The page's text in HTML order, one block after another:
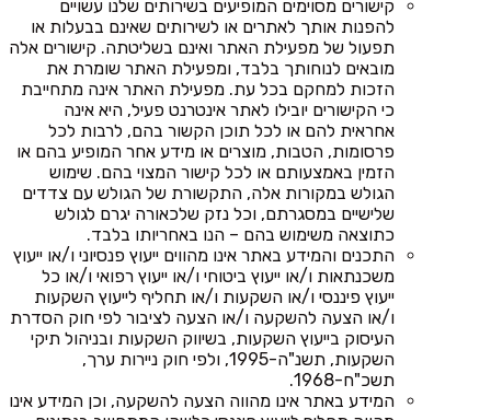
קישורים מסוימים המופיעים בשירותים שלנו עשויים
להפנות אותך לאתרים או לשירותים שאינם בבעלות או
תפעול של מפעילת האתר ואינם בשליטתה. קישורים אלה
מובאים לנוחותך בלבד, ומפעילת האתר שומרת את
הזכות למחקם בכל עת. מפעילת האתר אינה מתחייבת
כי הקישורים יובילו לאתר אינטרנט פעיל, היא אינה
אחראית להם או לכל תוכן הקשור בהם, לרבות לכל
פרסומות, הטבות, מוצרים או מידע אחר המופיע בהם או
הזמין באמצעותם או לכל קישור המצוי בהם. שימוש
הגולש במקורות אלה, התקשורת של הגולש עם צדדים
שלישיים במסגרתם, וכל נזק שלכאורה יגרם לגולש
כתוצאה משימוש בהם – הנו באחריותו בלבד.
התכנים והמידע באתר אינו מהווים ייעוץ פנסיוני ו/או ייעוץ
משכנתאות ו/או ייעוץ ביטוחי ו/או ייעוץ רפואי ו/או כל
ייעוץ פיננסי ו/או השקעות ו/או תחליף לייעוץ השקעות
ו/או הצעה להשקעה ו/או הצעה לציבור לפי חוק הסדרת
העיסוק בייעוץ השקעות, בשיווק השקעות ובניהול תיקי
השקעות, תשנ"ה-1995, ולפי חוק ניירות ערך,
תשכ"ח-1968.
המידע באתר אינו מהווה הצעה להשקעה, וכן המידע אינו